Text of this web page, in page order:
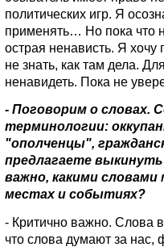
политических игр. Я
применять… Но пока что
острая ненависть. Я
не знать, как там дела.
ненавидеть. Пока не
- Поговорим о словах.
терминологии:
"ополченцы",
предлагаете
важно, какими
местах и событиях?
- Критично важно. Слова
что слова думают за нас,